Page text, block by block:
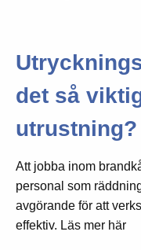
det så
utrustning?
Att jobba inom
personal som
avgörande för att
effektiv. Läs mer här